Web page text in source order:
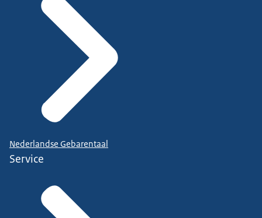
Nederlandse Gebarentaal
Service